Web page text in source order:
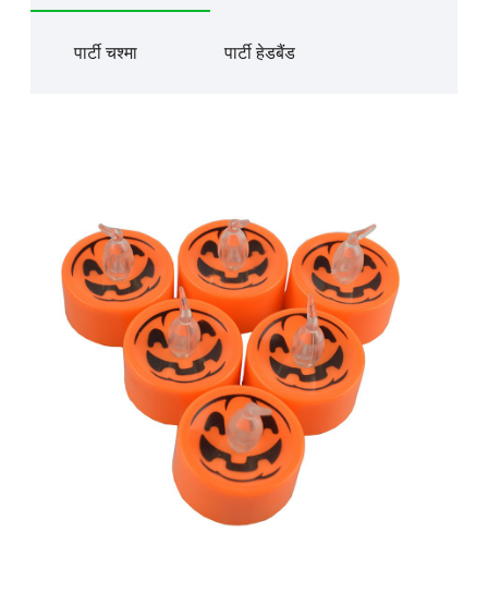
पार्टी चश्मा पार्टी हेडबैंड